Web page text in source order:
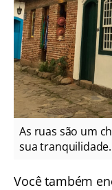
As ruas são um
sua tranquilidade.
Você também